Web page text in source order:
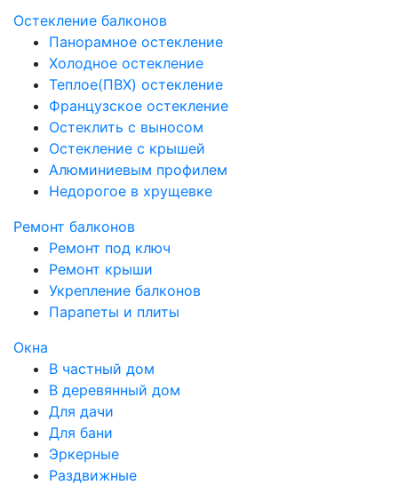
Остекление балконов
Панорамное остекление
Холодное остекление
Теплое(ПВХ) остекление
Французское остекление
Остеклить с выносом
Остекление с крышей
Алюминиевым профилем
Недорогое в хрущевке
Ремонт балконов
Ремонт под ключ
Ремонт крыши
Укрепление балконов
Парапеты и плиты
Окна
В частный дом
В деревянный дом
Для дачи
Для бани
Эркерные
Раздвижные